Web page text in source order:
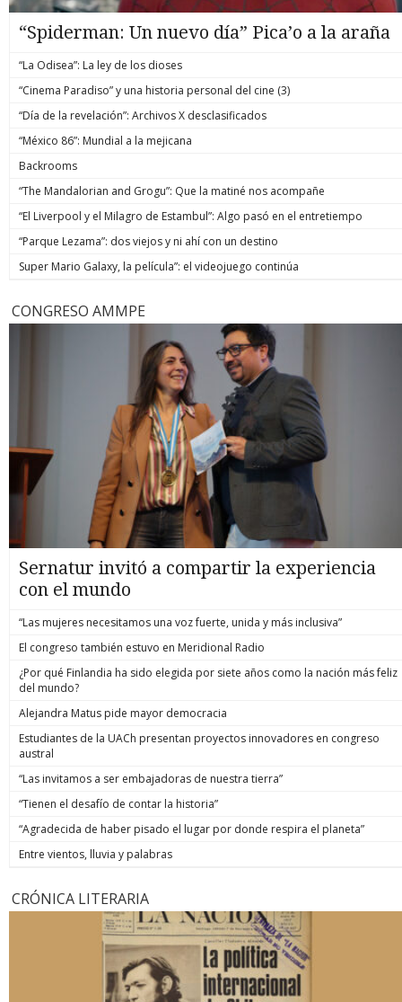
“Spiderman: Un nuevo día” Pica’o a la araña
“La Odisea”: La ley de los dioses
“Cinema Paradiso” y una historia personal del cine (3)
“Día de la revelación”: Archivos X desclasificados
“México 86”: Mundial a la mejicana
Backrooms
“The Mandalorian and Grogu”: Que la matiné nos acompañe
“El Liverpool y el Milagro de Estambul”: Algo pasó en el entretiempo
“Parque Lezama”: dos viejos y ni ahí con un destino
Super Mario Galaxy, la película”: el videojuego continúa
CONGRESO AMMPE
Sernatur invitó a compartir la experiencia
con el mundo
“Las mujeres necesitamos una voz fuerte, unida y más inclusiva”
El congreso también estuvo en Meridional Radio
¿Por qué Finlandia ha sido elegida por siete años como la nación más feliz
del mundo?
Alejandra Matus pide mayor democracia
Estudiantes de la UACh presentan proyectos innovadores en congreso
austral
“Las invitamos a ser embajadoras de nuestra tierra”
“Tienen el desafío de contar la historia”
“Agradecida de haber pisado el lugar por donde respira el planeta”
Entre vientos, lluvia y palabras
CRÓNICA LITERARIA